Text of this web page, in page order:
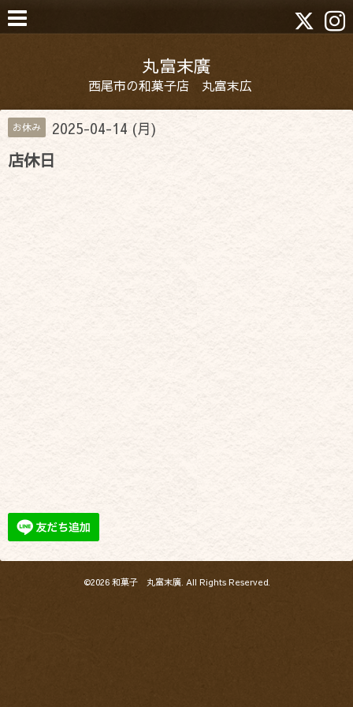
丸富末廣
西尾市の和菓子店 丸富末広
お休み 2025-04-14 (月)
店休日
©2026 和菓子 丸富末廣. All Rights Reserved.